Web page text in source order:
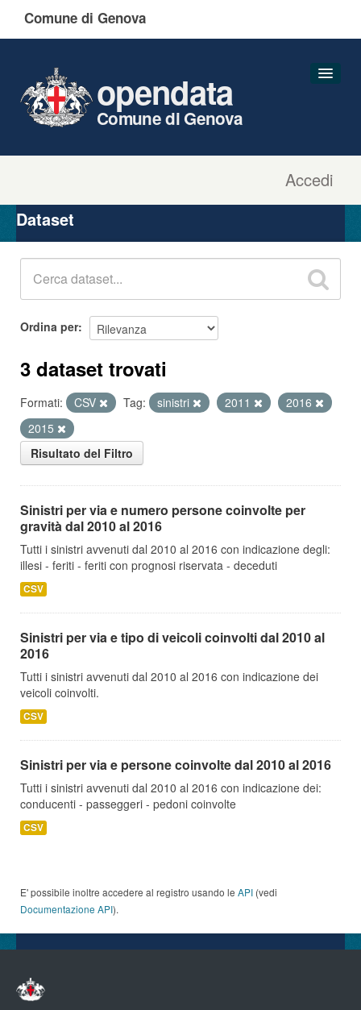
Comune di Genova
Accedi
opendata
Comune di Genova
Organizzazioni
Gruppi
Dataset
Ordina per
3 dataset trovati
Formati: CSV Tag: sinistri 2011
2016
2015
Risultato del Filtro
Sinistri per via e numero persone coinvolte per
gravità dal 2010 al 2016
Tutti i sinistri avvenuti dal 2010 al 2016 con indicazione degli:
illesi - feriti - feriti con prognosi riservata - deceduti
CSV
Sinistri per via e tipo di veicoli coinvolti dal 2010 al
2016
Tutti i sinistri avvenuti dal 2010 al 2016 con indicazione dei
veicoli coinvolti.
CSV
Sinistri per via e persone coinvolte dal 2010 al 2016
Tutti i sinistri avvenuti dal 2010 al 2016 con indicazione dei:
conducenti - passeggeri - pedoni coinvolte
CSV
E' possibile inoltre accedere al registro usando le API (vedi
Documentazione API).